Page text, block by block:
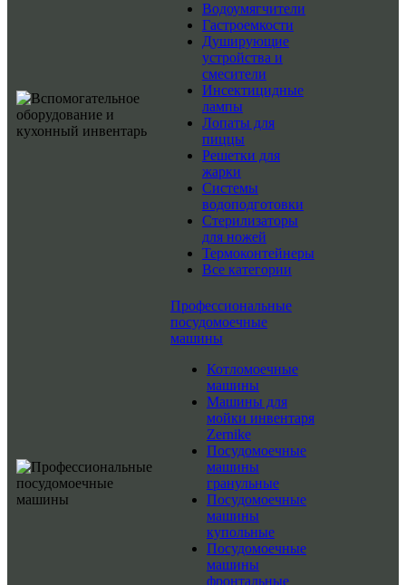
Водоумягчители
Гастроемкости
Душирующие
устройства и
смесители
Инсектицидные
лампы
Лопаты для
пиццы
Решетки для
жарки
Системы
водоподготовки
Стерилизаторы
для ножей
Термоконтейнеры
Все категории
Профессиональные
посудомоечные
машины
Котломоечные
машины
Машины для
мойки инвентаря
Zernike
Посудомоечные
машины
гранульные
Посудомоечные
машины
купольные
Посудомоечные
машины
фронтальные